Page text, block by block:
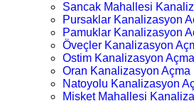
Sancak Mahallesi
Pursaklar Kanalizasyon
Pamuklar Kanalizasyon
Öveçler Kanalizasyon
Ostim Kanalizasyon Açma
Oran Kanalizasyon Açma
Natoyolu Kanalizasyon
Misket Mahallesi